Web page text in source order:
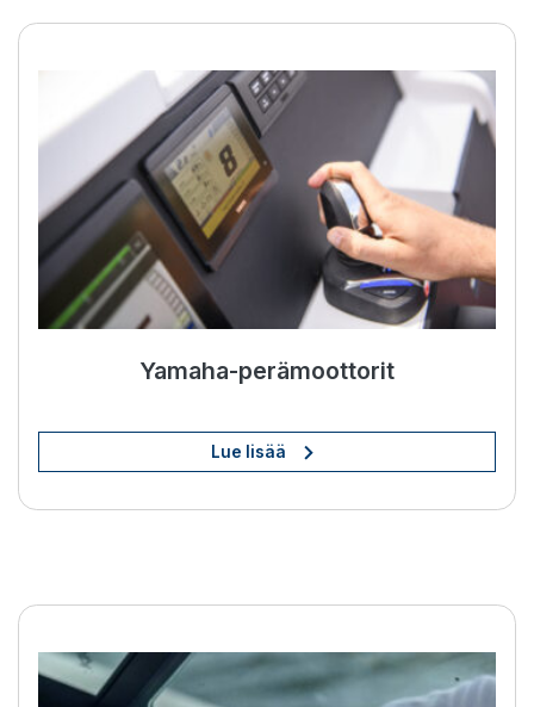
BOW PRO -potkurit
Yamaha-perämoottorit
Lue lisää
BOW PRO -potkurit